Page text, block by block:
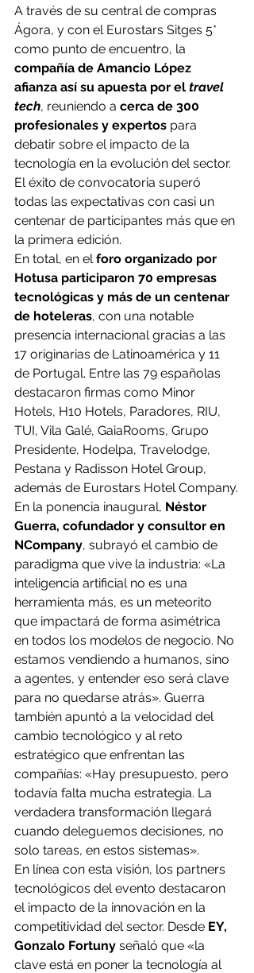
A través de su central de compras
Ágora, y con el Eurostars Sitges 5*
como punto de encuentro, la
compañía de Amancio López
afianza así su apuesta por el travel
tech, reuniendo a cerca de 300
profesionales y expertos para
debatir sobre el impacto de la
tecnología en la evolución del sector.
El éxito de convocatoria superó
todas las expectativas con casi un
centenar de participantes más que en
la primera edición.
En total, en el foro organizado por
Hotusa participaron 70 empresas
tecnológicas y más de un centenar
de hoteleras, con una notable
presencia internacional gracias a las
17 originarias de Latinoamérica y 11
de Portugal. Entre las 79 españolas
destacaron firmas como Minor
Hotels, H10 Hotels, Paradores, RIU,
TUI, Vila Galé, GaiaRooms, Grupo
Presidente, Hodelpa, Travelodge,
Pestana y Radisson Hotel Group,
además de Eurostars Hotel Company.
En la ponencia inaugural, Néstor
Guerra, cofundador y consultor en
NCompany, subrayó el cambio de
paradigma que vive la industria: «La
inteligencia artificial no es una
herramienta más, es un meteorito
que impactará de forma asimétrica
en todos los modelos de negocio. No
estamos vendiendo a humanos, sino
a agentes, y entender eso será clave
para no quedarse atrás». Guerra
también apuntó a la velocidad del
cambio tecnológico y al reto
estratégico que enfrentan las
compañías: «Hay presupuesto, pero
todavía falta mucha estrategia. La
verdadera transformación llegará
cuando deleguemos decisiones, no
solo tareas, en estos sistemas».
En línea con esta visión, los partners
tecnológicos del evento destacaron
el impacto de la innovación en la
competitividad del sector. Desde EY,
Gonzalo Fortuny señaló que «la
clave está en poner la tecnología al